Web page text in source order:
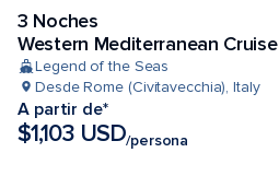
3 Noches
Western Mediterranean Cruise
Legend of the Seas
Desde Rome (Civitavecchia), Italy
A partir de*
$1,103 USD/persona